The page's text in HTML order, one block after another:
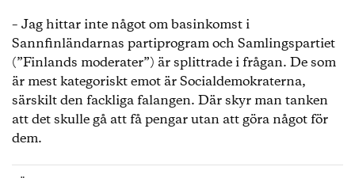
– Jag hittar inte något om basinkomst i
Sannfinländarnas partiprogram och Samlingspartiet
(”Finlands moderater”) är splittrade i frågan. De som
är mest kategoriskt emot är Socialdemokraterna,
särskilt den fackliga falangen. Där skyr man tanken
att det skulle gå att få pengar utan att göra något för
dem.